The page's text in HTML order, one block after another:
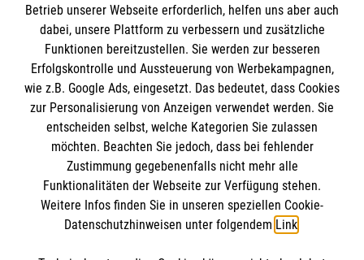
Informationen
Impressum
Datenschutz
Barrierefreiheit
Kontakt
Die Malteser
Malteser in Deutschland
Malteserorden
Sharepoint
Spendenkonto
Betrieb unserer Webseite erforderlich, helfen uns aber auch
dabei, unsere Plattform zu verbessern und zusätzliche
Funktionen bereitzustellen. Sie werden zur besseren
Erfolgskontrolle und Aussteuerung von Werbekampagnen,
wie z.B. Google Ads, eingesetzt. Das bedeutet, dass Cookies
zur Personalisierung von Anzeigen verwendet werden. Sie
entscheiden selbst, welche Kategorien Sie zulassen
möchten. Beachten Sie jedoch, dass bei fehlender
Zustimmung gegebenenfalls nicht mehr alle
Funktionalitäten der Webseite zur Verfügung stehen.
Weitere Infos finden Sie in unseren speziellen Cookie-
Datenschutzhinweisen unter folgendem Link.